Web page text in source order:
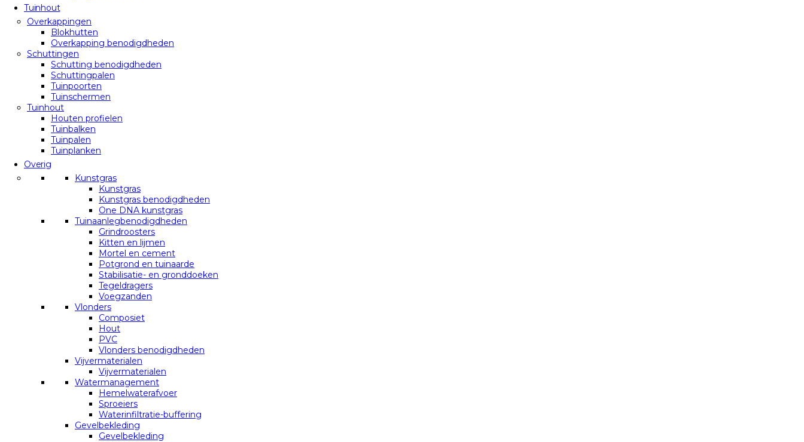
Tuinhout
Overkappingen
Blokhutten
Overkapping benodigdheden
Schuttingen
Schutting benodigdheden
Schuttingpalen
Tuinpoorten
Tuinschermen
Tuinhout
Houten profielen
Tuinbalken
Tuinpalen
Tuinplanken
Overig
Kunstgras
Kunstgras
Kunstgras benodigdheden
One DNA kunstgras
Tuinaanlegbenodigdheden
Grindroosters
Kitten en lijmen
Mortel en cement
Potgrond en tuinaarde
Stabilisatie- en gronddoeken
Tegeldragers
Voegzanden
Vlonders
Composiet
Hout
PVC
Vlonders benodigdheden
Vijvermaterialen
Vijvermaterialen
Watermanagement
Hemelwaterafvoer
Sproeiers
Waterinfiltratie-buffering
Gevelbekleding
Gevelbekleding